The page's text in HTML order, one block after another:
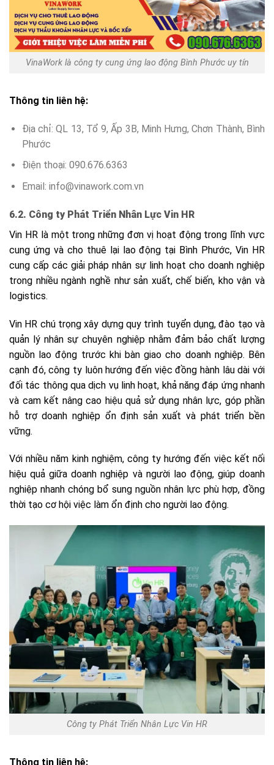
VinaWork là công ty cung ứng lao động Bình Phước uy tín
Thông tin liên hệ:
Địa chỉ: QL 13, Tổ 9, Ấp 3B, Minh Hưng, Chơn Thành, Bình
Phước
Điện thoại: 090.676.6363
Email: info@vinawork.com.vn
6.2. Công ty Phát Triển Nhân Lực Vin HR
Vin HR là một trong những đơn vị hoạt động trong lĩnh vực
cung ứng và cho thuê lại lao động tại Bình Phước, Vin HR
cung cấp các giải pháp nhân sự linh hoạt cho doanh nghiệp
trong nhiều ngành nghề như sản xuất, chế biến, kho vận và
logistics.
Vin HR chú trọng xây dựng quy trình tuyển dụng, đào tạo và
quản lý nhân sự chuyên nghiệp nhằm đảm bảo chất lượng
nguồn lao động trước khi bàn giao cho doanh nghiệp. Bên
cạnh đó, công ty luôn hướng đến việc đồng hành lâu dài với
đối tác thông qua dịch vụ linh hoạt, khả năng đáp ứng nhanh
và cam kết nâng cao hiệu quả sử dụng nhân lực, góp phần
hỗ trợ doanh nghiệp ổn định sản xuất và phát triển bền
vững.
Với nhiều năm kinh nghiệm, công ty hướng đến việc kết nối
hiệu quả giữa doanh nghiệp và người lao động, giúp doanh
nghiệp nhanh chóng bổ sung nguồn nhân lực phù hợp, đồng
thời tạo cơ hội việc làm ổn định cho người lao động.
Công ty Phát Triển Nhân Lực Vin HR
Thông tin liên hệ: